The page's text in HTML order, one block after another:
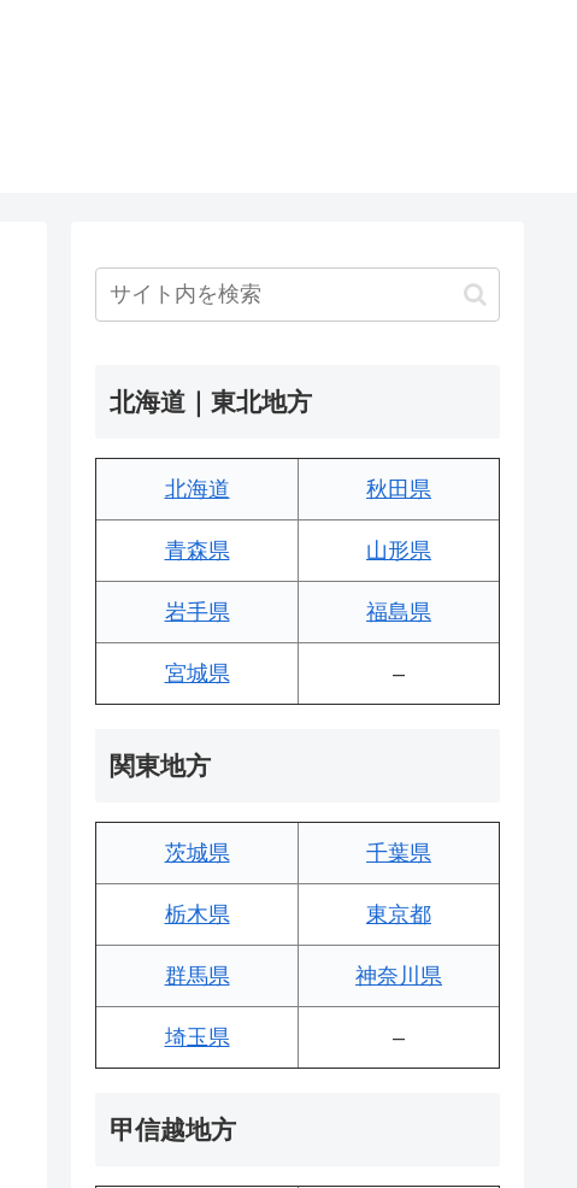
北海道｜東北地方
北海道 秋田県
青森県 山形県
岩手県 福島県
宮城県 –
関東地方
茨城県 千葉県
栃木県 東京都
群馬県 神奈川県
埼玉県 –
甲信越地方